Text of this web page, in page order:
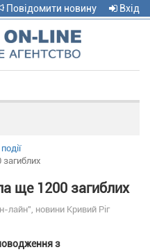
Повідомити новину Вхід
navigation
загиблих
ще 1200 загиблих
лайн", новини Кривий Ріг
з